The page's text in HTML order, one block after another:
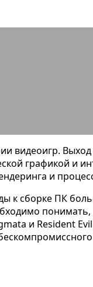
видеоигр.
графикой и
и
к сборке ПК
понимать,
и Resident